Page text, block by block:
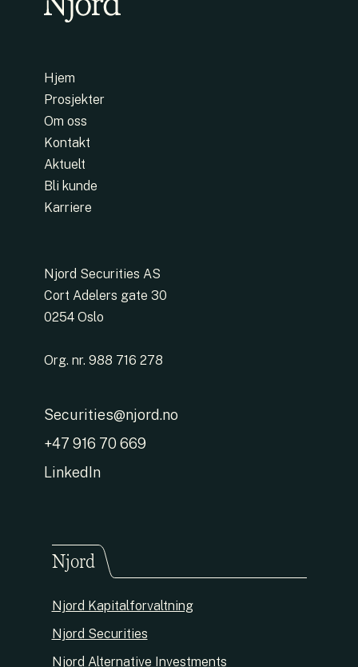
Hjem
Prosjekter
Om oss
Kontakt
Aktuelt
Bli kunde
Karriere
Njord Securities AS
Cort Adelers gate 30
0254 Oslo
Org. nr. 988 716 278
Securities@njord.no
+47 916 70 669
LinkedIn
Njord
Njord Kapitalforvaltning
Njord Securities
Njord Alternative Investments